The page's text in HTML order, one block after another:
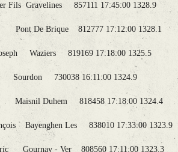
Fils Gravelines 857111 17:45:00 1328.9
De Brique 812777 17:12:00 1328.1
Waziers 819169 17:18:00 1325.5
730038 16:11:00 1324.9
Maisnil Duhem 818458 17:18:00 1324.4
Bayenghen Les 838010 17:33:00 1323.9
Gournay - Ver 808560 17:11:00 1323.3